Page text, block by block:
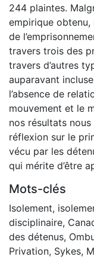
244 plaintes.
empirique
de
travers trois des
travers d’autres
auparavant
l’absence de
mouvement et le
nos résultats
réflexion sur le
vécu par les
qui mérite d’être
Mots-clés
Isolement,
disciplinaire,
des détenus,
Privation, Sykes,